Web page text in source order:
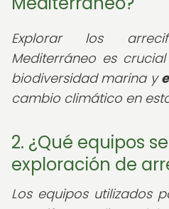
Explorar los
Mediterráneo es
biodiversidad marina y
cambio climático en
2. ¿Qué equipos
exploración de
Los equipos utilizados